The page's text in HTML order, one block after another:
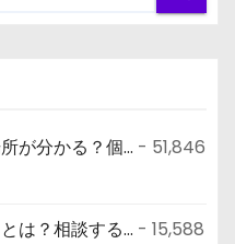
が分かる？個... - 51,846
は？相談する... - 15,588